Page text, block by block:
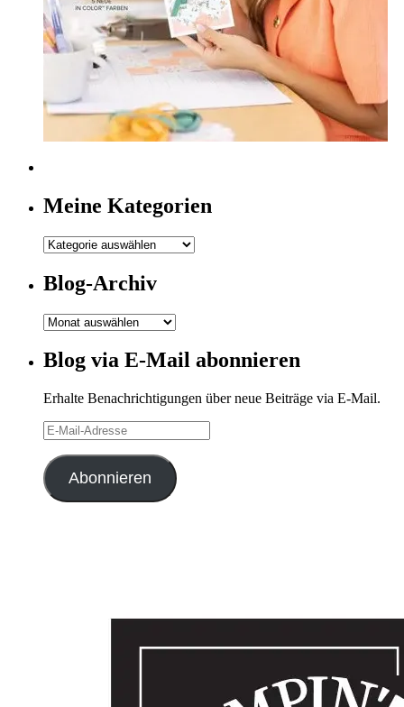
Meine Kategorien
Meine
Blog-Archiv
Blog-
Blog via E-Mail abonnieren
Erhalte Benachrichtigungen über neue Beiträge via E-Mail.
E-
Mail-
Adresse
Abonnieren